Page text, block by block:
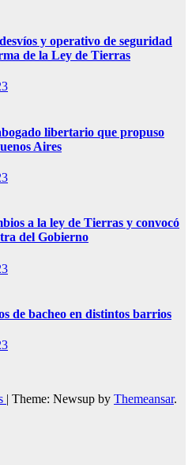
y operativo de seguridad
de la Ley de Tierras
libertario que propuso
Aires
a la ley de Tierras y convocó
del Gobierno
de bacheo en distintos barrios
| Theme: Newsup by Themeansar.